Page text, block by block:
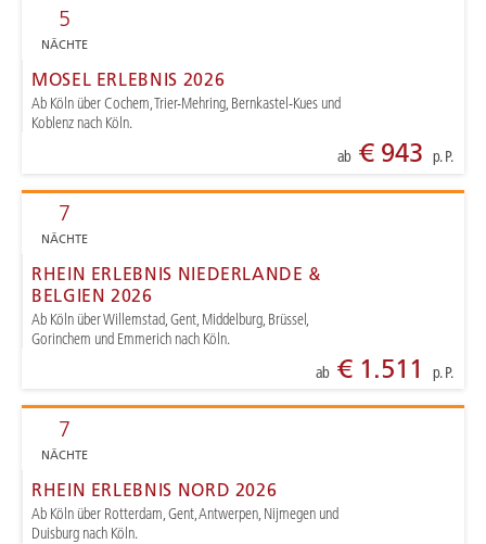
5
NÄCHTE
MOSEL ERLEBNIS 2026
Ab Köln über Cochem, Trier-Mehring, Bernkastel-Kues und
Koblenz nach Köln.
ab€ 943 p. P.
7
NÄCHTE
RHEIN ERLEBNIS NIEDERLANDE &
BELGIEN 2026
Ab Köln über Willemstad, Gent, Middelburg, Brüssel,
Gorinchem und Emmerich nach Köln.
ab€ 1.511 p. P.
7
NÄCHTE
RHEIN ERLEBNIS NORD 2026
Ab Köln über Rotterdam, Gent, Antwerpen, Nijmegen und
Duisburg nach Köln.